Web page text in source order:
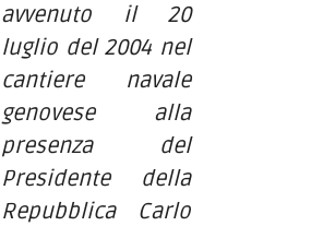
avvenuto il 20
luglio del 2004 nel
cantiere navale
genovese alla
presenza del
Presidente della
Repubblica Carlo